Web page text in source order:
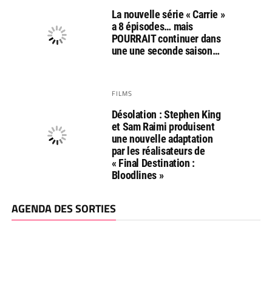
La nouvelle série « Carrie »
a 8 épisodes… mais
POURRAIT continuer dans
une une seconde saison…
FILMS
Désolation : Stephen King
et Sam Raimi produisent
une nouvelle adaptation
par les réalisateurs de
« Final Destination :
Bloodlines »
AGENDA DES SORTIES